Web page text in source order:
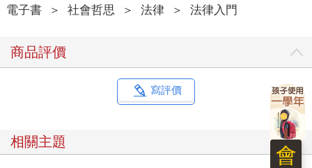
家長明白權利如何維護、讓行政人員在人情與制度間找到平衡
園。這股共鳴告訴我，這條路不只值得繼續走下去，更需要我們
攜手同行。
守住法律的界線，才守得住教育的本心
在少子化寒冬與社會高期待的烈日下，教職早已不再是單純傳道
授業的旅程。昨日的「慣例」，今日可能變成讓老師失去一切的
陷阱。法律的天秤，往往比我們想像的更精準、更不留情面。但
電子書 ＞ 社會哲思 ＞ 法律 ＞ 法律入門
商品評價
寫評價
相關主題
會